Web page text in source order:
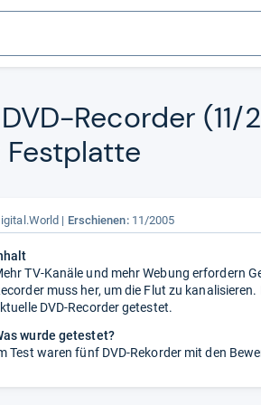
​Recor­der
Erschienen:11/2005
TV-Kanäle und mehr Webung erfordern
muss her, um die Flut zu
DVD-Recorder getestet.
wurde getestet?
Test waren fünf DVD-Rekorder mit den